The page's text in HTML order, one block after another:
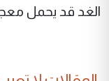
الغد قد يحمل